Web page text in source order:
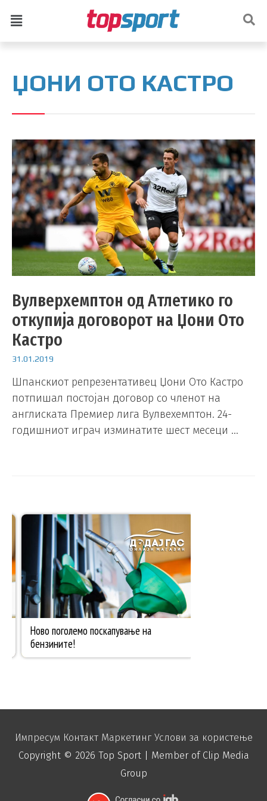
ЏОНИ ОТО КАСТРО
Вулверхемптон од Атлетико го
откупија договорот на Џони Ото
Кастро
31.01.2019
Шпанскиот репрезентативец Џони Ото Кастро
потпишал постојан договор со членот на
англиската Премиер лига Вулвехемптон. 24-
годишниот играч изминатите шест месеци …
Импресум Контакт Маркетинг Услови за користење
Copyright © 2026 Top Sport| Member of Clip Media
Group